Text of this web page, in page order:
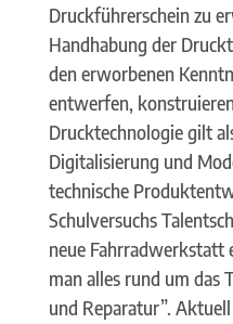
Druckführerschein zu
Handhabung der
den erworbenen
entwerfen,
Drucktechnologie gilt
Digitalisierung und
technische
Schulversuchs
neue Fahrradwerkstatt
man alles rund um das
und Reparatur”.